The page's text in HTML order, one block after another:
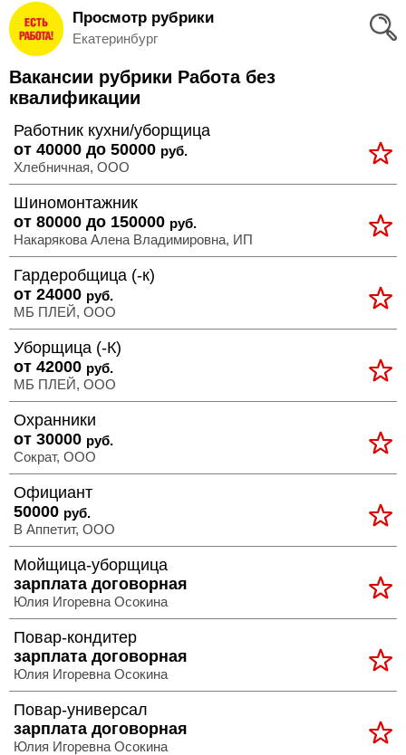
Вход
и
Регистрация
Избранное
Соискателям
Добавить
резюме
Работодателям
Добавить
вакансию
Полная
версия
Просмотр рубрики
Екатеринбург
Вакансии рубрики Работа без
квалификации
Работник кухни/уборщица
от 40000 до 50000 руб.
Хлебничная, ООО
Шиномонтажник
от 80000 до 150000 руб.
Накарякова Алена Владимировна, ИП
Гардеробщица (-к)
от 24000 руб.
МБ ПЛЕЙ, ООО
Уборщица (-К)
от 42000 руб.
МБ ПЛЕЙ, ООО
Охранники
от 30000 руб.
Сократ, ООО
Официант
50000 руб.
В Аппетит, ООО
Мойщица-уборщица
зарплата договорная
Юлия Игоревна Осокина
Повар-кондитер
зарплата договорная
Юлия Игоревна Осокина
Повар-универсал
зарплата договорная
Юлия Игоревна Осокина